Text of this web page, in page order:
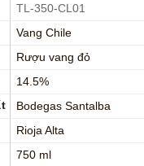
TL-350-CL01
Vang Chile
Rượu vang đỏ
14.5%
Bodegas Santalba
Rioja Alta
750 ml